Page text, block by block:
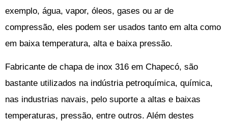
exemplo, água, vapor, óleos, gases ou ar de
compressão, eles podem ser usados tanto em alta como
em baixa temperatura, alta e baixa pressão.
Fabricante de chapa de inox 316 em Chapecó, são
bastante utilizados na indústria petroquímica, química,
nas industrias navais, pelo suporte a altas e baixas
temperaturas, pressão, entre outros. Além destes